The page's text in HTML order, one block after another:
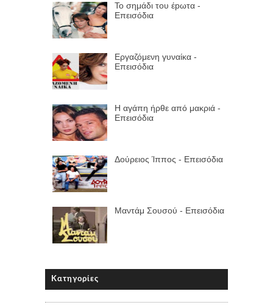
Το σημάδι του έpωτα -
Επεισόδια
Εργαζόμενη γυναίκα -
Επεισόδια
Η αγάπη ήρθε από μακριά -
Επεισόδια
Δούρειος Ίππος - Επεισόδια
Μαντάμ Σουσού - Επεισόδια
Κατηγορίες